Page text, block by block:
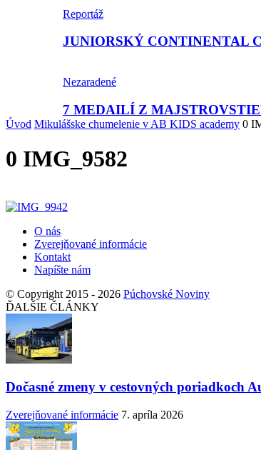
Reportáž
JUNIORSKÝ CONTINENTAL
Nezaradené
7 MEDAILÍ Z
Úvod Mikulášske chumelenie v AB KIDS academy 0
0 IMG_9582
O nás
Zverejňované informácie
Kontakt
Napíšte nám
© Copyright 2015 - 2026 Púchovské Noviny
ĎALŠIE ČLÁNKY
Dočasné zmeny v cestovných poriadkoch
Zverejňované informácie 7. apríla 2026